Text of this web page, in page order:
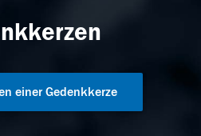
einer Gedenkkerze